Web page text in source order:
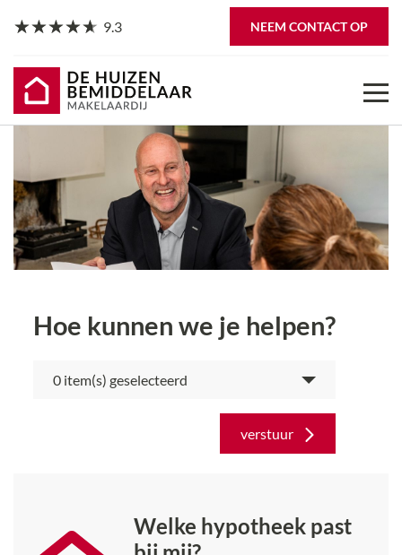
9.3 NEEM CONTACT OP
Hoe kunnen we je helpen?
item(s) geselecteerd
verstuur
Welke hypotheek past